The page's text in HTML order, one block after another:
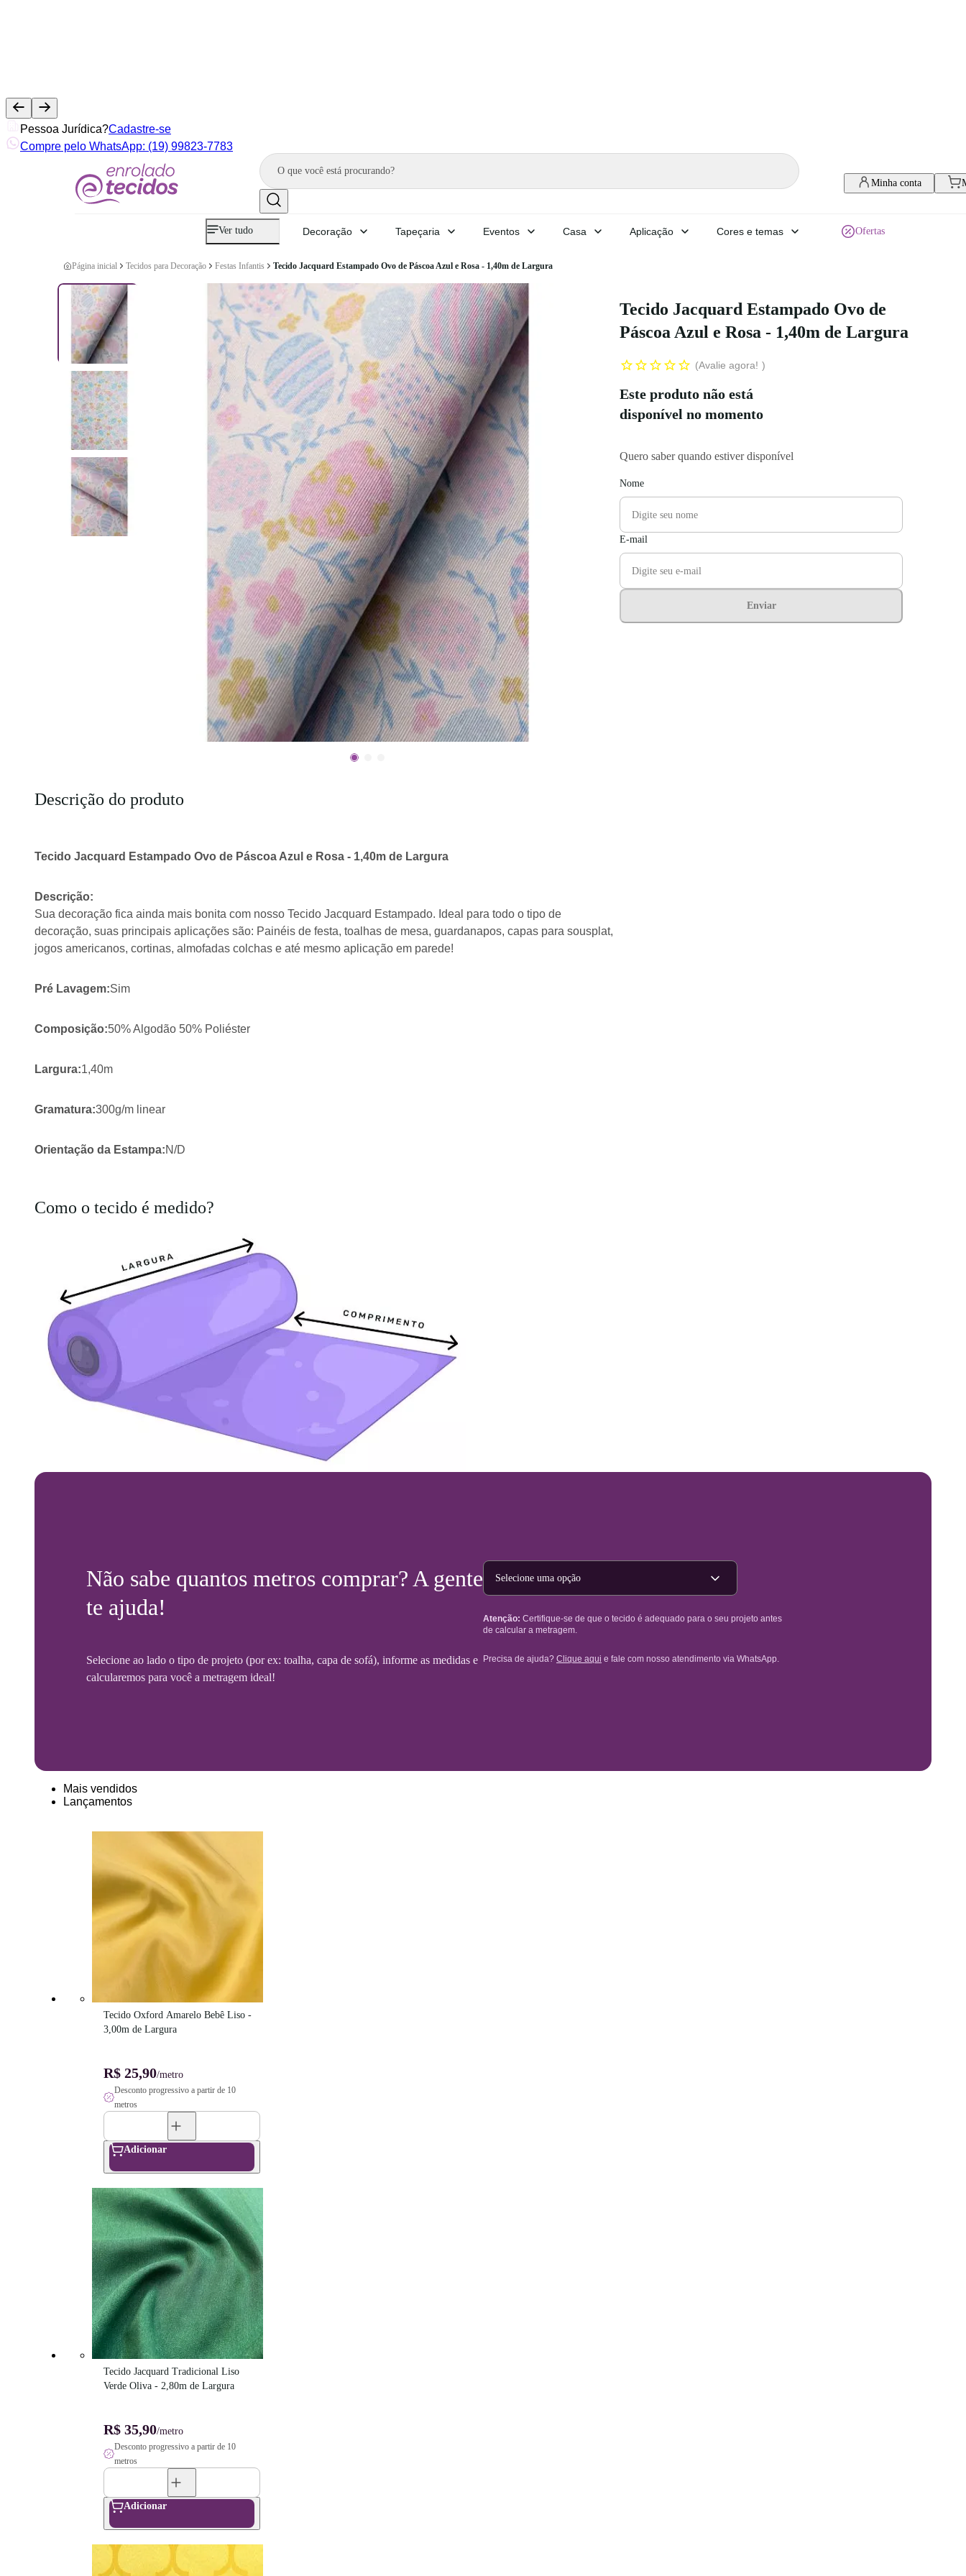
Pessoa Jurídica?Cadastre-se
Compre pelo WhatsApp: (19) 99823-7783
Minha conta
Ver tudo Decoração Tapeçaria Eventos Casa Aplicação Cores e temas Ofertas
Página inicial Tecidos para Decoração Festas Infantis Tecido Jacquard Estampado Ovo de Páscoa Azul e Rosa - 1,40m de Largura
Descrição do produto
Tecido Jacquard Estampado Ovo de Páscoa Azul e Rosa - 1,40m de Largura
Descrição:
Sua decoração fica ainda mais bonita com nosso Tecido Jacquard Estampado. Ideal para todo o tipo de
decoração, suas principais aplicações são: Painéis de festa, toalhas de mesa, guardanapos, capas para sousplat,
jogos americanos, cortinas, almofadas colchas e até mesmo aplicação em parede!
Pré Lavagem:Sim
Composição:50% Algodão 50% Poliéster
Largura:1,40m
Gramatura:300g/m linear
Orientação da Estampa:N/D
Como o tecido é medido?
Tecido Jacquard Estampado Ovo de
Páscoa Azul e Rosa - 1,40m de Largura
Avalie agora!
Este produto não está
disponível no momento
Quero saber quando estiver disponível
Nome
E-mail
Enviar
Não sabe quantos metros comprar? A gente
te ajuda!
Selecione ao lado o tipo de projeto (por ex: toalha, capa de sofá), informe as medidas e
calcularemos para você a metragem ideal!
Tipo de projeto
Atenção: Certifique-se de que o tecido é adequado para o seu projeto antes
de calcular a metragem.
Precisa de ajuda? Clique aqui e fale com nosso atendimento via WhatsApp.
Mais vendidos
Lançamentos
Tecido Oxford Amarelo Bebê Liso -
3,00m de Largura
R$ 25,90/metro
Desconto progressivo a partir de 10
metros
Adicionar
Tecido Jacquard Tradicional Liso
Verde Oliva - 2,80m de Largura
R$ 35,90/metro
Desconto progressivo a partir de 10
metros
Adicionar